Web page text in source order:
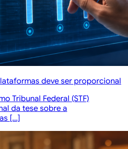
deve ser proporcional
Tribunal Federal (STF)
da tese sobre a
[…]